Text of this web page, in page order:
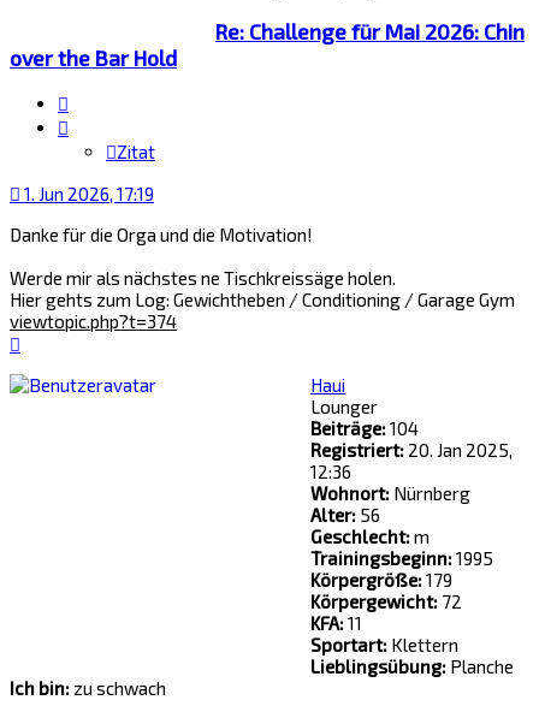
Re: Challenge für Mai 2026: Chin
over the Bar Hold
Zitat
1. Jun 2026, 17:19
Danke für die Orga und die Motivation!
Werde mir als nächstes ne Tischkreissäge holen.
Hier gehts zum Log: Gewichtheben / Conditioning / Garage Gym
viewtopic.php?t=374
Haui
Lounger
Beiträge:104
Registriert: 20. Jan 2025,
12:36
Wohnort: Nürnberg
Alter: 56
Geschlecht:m
Trainingsbeginn:1995
Körpergröße:179
Körpergewicht: 72
KFA:11
Sportart: Klettern
Lieblingsübung: Planche
Ich bin: zu schwach